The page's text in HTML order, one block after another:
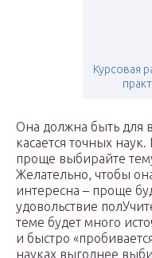
Курсовая
Она должна быть для
касается точных
проще выбирайте
Желательно, чтобы
интересна – проще
удовольствие
теме будет много
и быстро
науках выгоднее